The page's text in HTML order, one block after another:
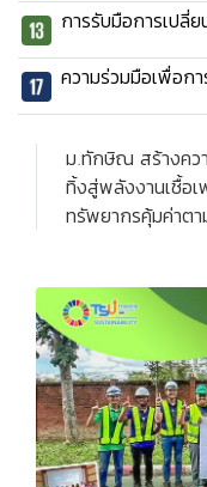
การรับมือการเปลี่
ความร่วมมือเพื่อก
ม.ทักษิณ สร้างคว
ทิ้งสู่พลังงานเชื้อ
ทรัพยากรคุ้มค่าต